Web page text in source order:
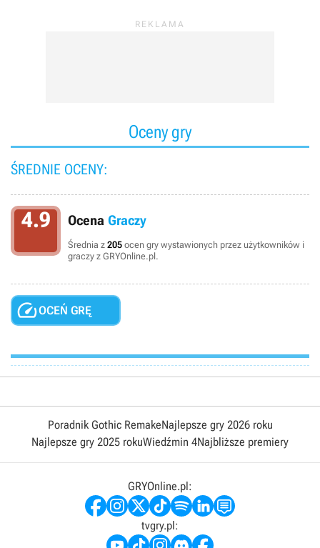
Oceny gry
ŚREDNIE OCENY:
4.9 Ocena Graczy
Średnia z 205 ocen gry wystawionych przez użytkowników i
graczy z GRYOnline.pl.
OCEŃ GRĘ
Poradnik Gothic RemakeNajlepsze gry 2026 roku
Najlepsze gry 2025 rokuWiedźmin 4Najbliższe premiery
GRYOnline.pl:
tvgry.pl: